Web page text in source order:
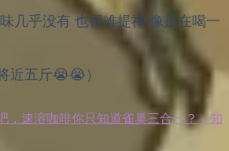
几乎没有 也很难提神 像是在喝一
近五斤😭😭）
，速溶咖啡你只知道雀巢三合一？ – 知